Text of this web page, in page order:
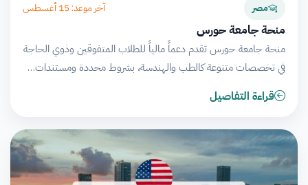
مصر آخر موعد: 15 أغسطس
منحة جامعة حورس
منحة جامعة حورس تقدم دعماً مالياً للطلاب المتفوقين وذوي الحاجة
في تخصصات متنوعة كالطب والهندسة، بشروط محددة ومستندات…
قراءة التفاصيل